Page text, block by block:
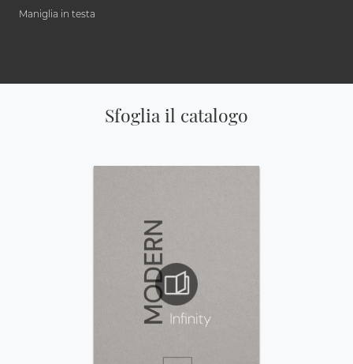
Maniglia in testa
Sfoglia il catalogo